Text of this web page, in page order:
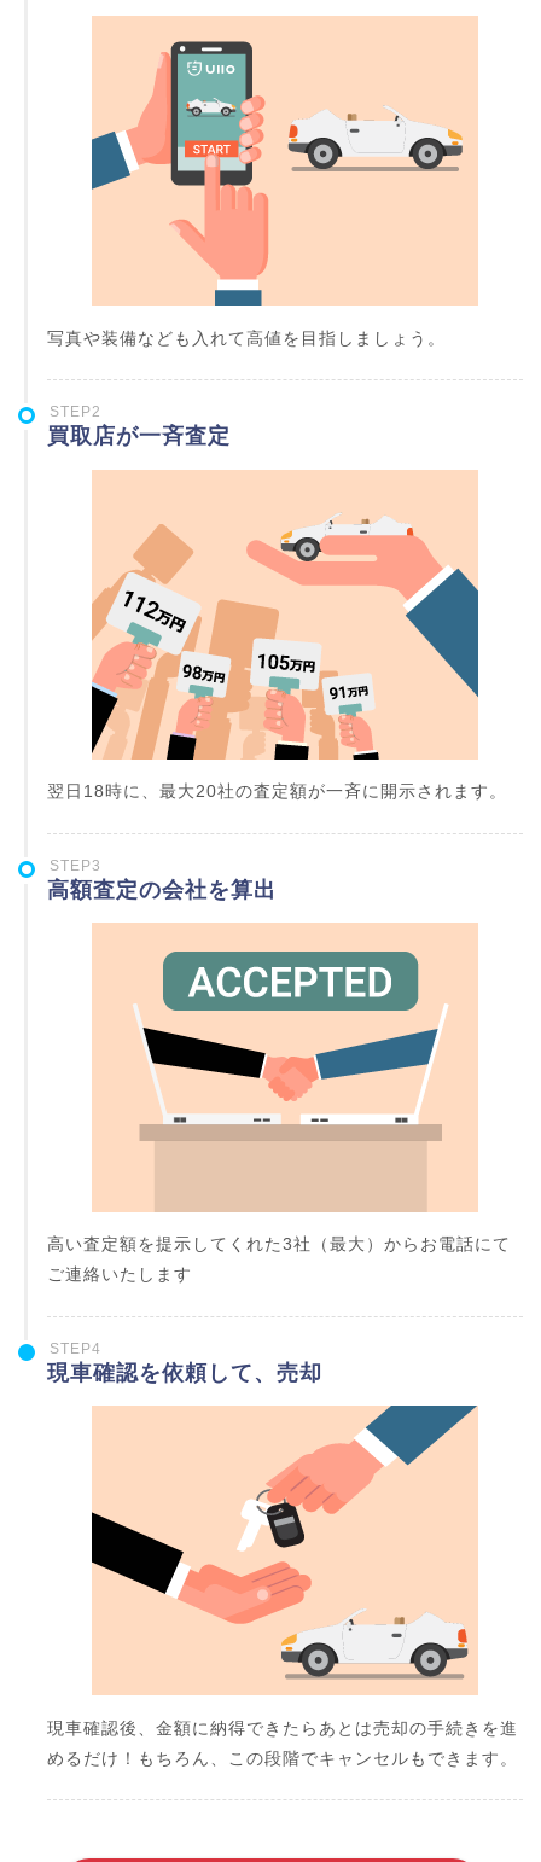
写真や装備なども入れて高値を目指しましょう。
STEP2
買取店が一斉査定
翌日18時に、最大20社の査定額が一斉に開示されます。
STEP3
高額査定の会社を算出
高い査定額を提示してくれた3社（最大）からお電話にて
ご連絡いたします
STEP4
現車確認を依頼して、売却
現車確認後、金額に納得できたらあとは売却の手続きを進
めるだけ！もちろん、この段階でキャンセルもできます。